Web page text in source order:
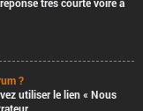
?
utiliser le lien « Nous